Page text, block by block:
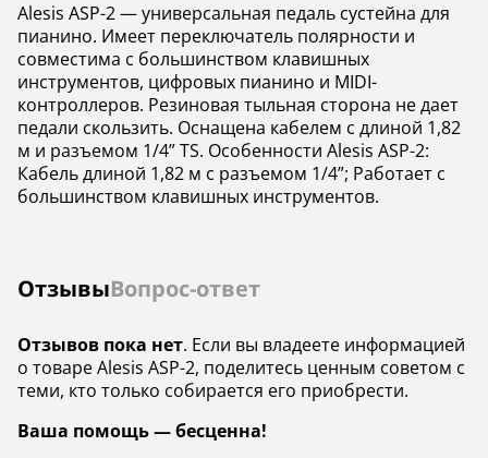
Alesis ASP-2 — универсальная педаль сустейна для
пианино. Имеет переключатель полярности и
совместима с большинством клавишных
инструментов, цифровых пианино и MIDI-
контроллеров. Резиновая тыльная сторона не дает
педали скользить. Оснащена кабелем с длиной 1,82
м и разъемом 1/4” TS. Особенности Alesis ASP-2:
Кабель длиной 1,82 м с разъемом 1/4”; Работает с
большинством клавишных инструментов.
ОтзывыВопрос-ответ
Отзывов пока нет. Если вы владеете информацией
о товаре Alesis ASP-2, поделитесь ценным советом с
теми, кто только собирается его приобрести.
Ваша помощь — бесценна!